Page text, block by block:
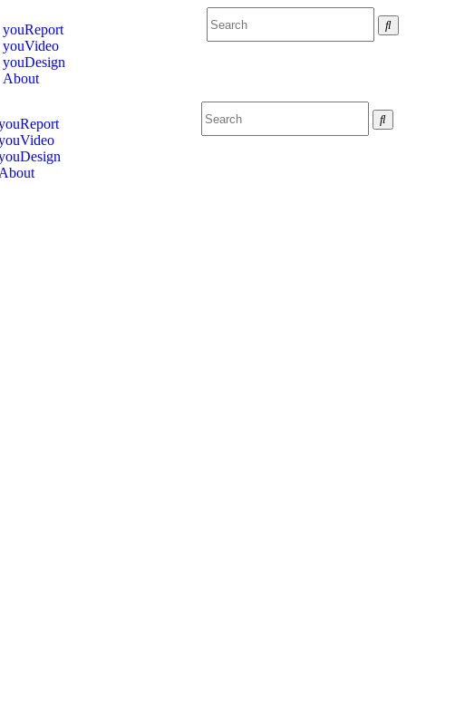
youReport
youVideo
youDesign
About
About